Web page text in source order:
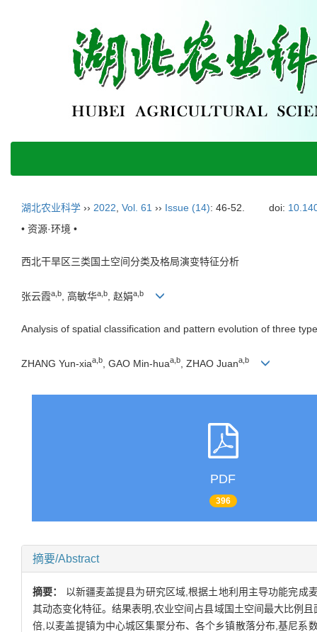
湖北农业科学 ›› 2022 Vol. 61 ›› Issue (14): 46-52. doi:
• 资源·环境 •
西北干旱区三类国土空间分类及格局演变特征分析
张云霞a,b , 高敏华a,b , 赵娟a,b
Analysis of spatial classification and pattern evolution of three
ZHANG Yun-xiaa,b , GAO Min-huaa,b , ZHAO Juana,b
PDF
396
摘要/Abstract
摘要： 以新疆麦盖提县为研究区域,根据土地利用主导功能完成
其动态变化特征。结果表明,农业空间占县域国土空间最大比例
倍,以麦盖提镇为中心城区集聚分布、各个乡镇散落分布,基尼系